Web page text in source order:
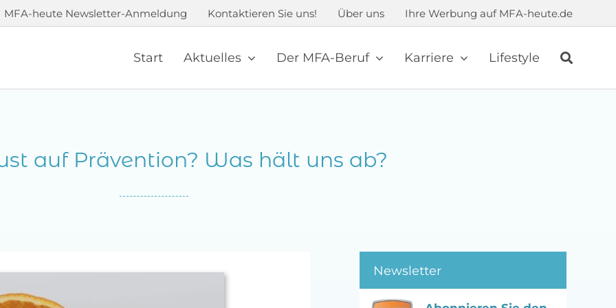
MFA-heute Newsletter-Anmeldung Kontaktieren Sie uns! Über uns Ihre Werbung auf MFA-heute.de
Start Aktuelles Der MFA-Beruf Karriere Lifestyle
auf Prävention? Was hält uns ab?
Newsletter